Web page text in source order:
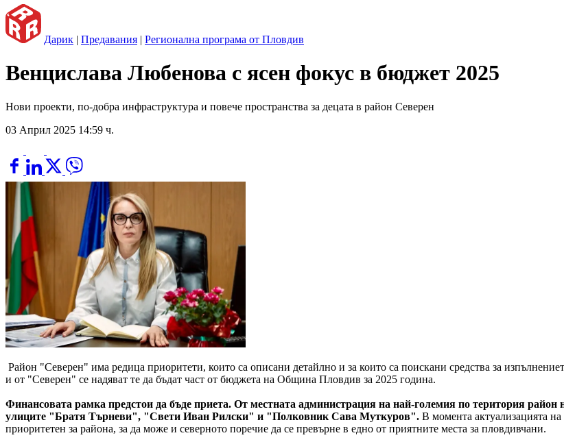
Дарик | Предавания | Регионална програма от Пловдив
Венцислава Любенова с ясен фокус в бюджет 2025
Нови проекти, по-добра инфраструктура и повече пространства за децата в район Северен
03 Април 2025 14:59 ч.
Район "Северен" има редица приоритети, които са описани детайлно и за които са поискани средства за
и от "Северен" се надяват те да бъдат част от бюджета на Община Пловдив за 2025 година.
Финансовата рамка предстои да бъде приета. От местната администрация на най-големия по територия район
улиците "Братя Търневи", "Свети Иван Рилски" и "Полковник Сава Муткуров". В момента актуализацията
приоритетен за района, за да може и северното поречие да се превърне в едно от приятните места за пловдивчани.